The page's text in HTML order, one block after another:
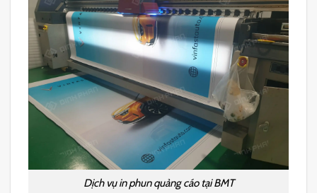
Dịch vụ in phun quảng cáo tại BMT